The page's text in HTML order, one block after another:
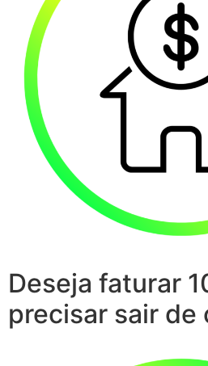
Deseja faturar
precisar sair de